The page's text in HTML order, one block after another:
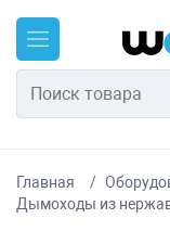
Главная
Дымоходы из